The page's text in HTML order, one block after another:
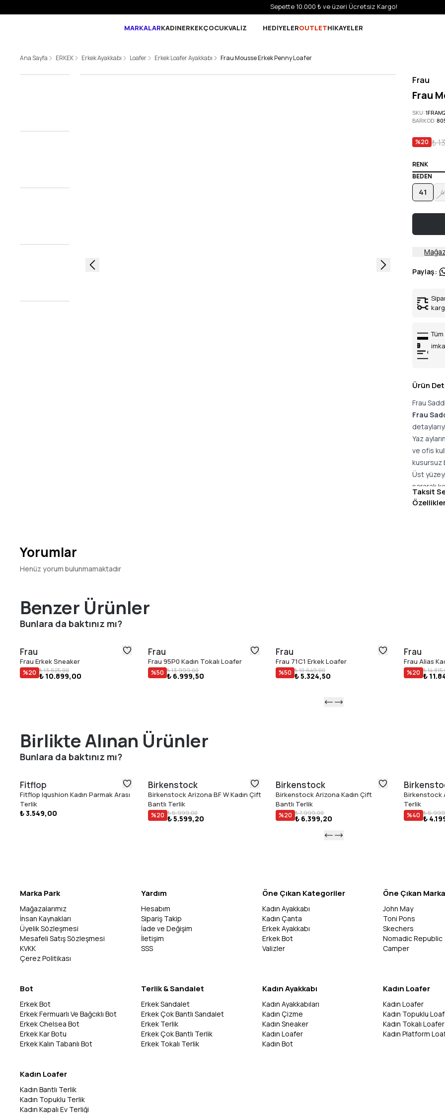
Sepette 10.000 ₺ ve üzeri Ücretsiz Kargo!
MARKALARKADINERKEKÇOCUKVALİZ HEDİYELEROUTLETHİKAYELER
Ana Sayfa ERKEK Erkek Ayakkabı Loafer Erkek Loafer Ayakkabı Frau Mousse Erkek Penny Loafer
Frau
Frau
SKU:
BARKOD:
%20 ₺
RENK
BEDEN
41
Paylaş:
Ürün
Frau
Frau
Yaz
ve ofis
kusursuz
Üst
sararak
Konforlu
Taban
Taksit
Yorumlar
Henüz yorum bulunmamaktadır
Benzer Ürünler
Bunlara da baktınız mı?
Frau
Frau Erkek Sneaker
%20 ₺ 13.625,00
₺ 10.899,00
Frau
Frau 95P0 Kadın Tokalı Loafer
%50 ₺ 13.999,00
₺ 6.999,50
Frau
Frau 71C1 Erkek Loafer
%50 ₺ 10.649,00
₺ 5.324,50
Frau
Frau Alias
%20 ₺
₺
Birlikte Alınan Ürünler
Bunlara da baktınız mı?
Fitflop
Fitflop Iqushion Kadın Parmak Arası
Terlik
₺ 3.549,00
Birkenstock
Birkenstock Arizona BF W Kadın Çift
Bantlı Terlik
%20 ₺ 6.999,00
₺ 5.599,20
Birkenstock
Birkenstock Arizona Kadın Çift
Bantlı Terlik
%20 ₺ 7.999,00
₺ 6.399,20
Birkenstock
Terlik
%40 ₺
₺
Marka Park
Mağazalarımız
İnsan Kaynakları
Üyelik Sözleşmesi
Mesafeli Satış Sözleşmesi
KVKK
Çerez Politikası
Yardım
Hesabım
Sipariş Takip
İade ve Değişim
İletişim
SSS
Öne Çıkan Kategoriler
Kadın Ayakkabı
Kadın Çanta
Erkek Ayakkabı
Erkek Bot
Valizler
Öne Çıkan
John May
Toni Pons
Skechers
Nomadic Republic
Camper
Bot
Erkek Bot
Erkek Fermuarlı Ve Bağcıklı Bot
Erkek Chelsea Bot
Erkek Kar Botu
Erkek Kalın Tabanlı Bot
Terlik & Sandalet
Erkek Sandalet
Erkek Çok Bantlı Sandalet
Erkek Terlik
Erkek Çok Bantlı Terlik
Erkek Tokalı Terlik
Kadın Ayakkabı
Kadın Ayakkabıları
Kadın Çizme
Kadın Sneaker
Kadın Loafer
Kadın Bot
Kadın Loafer
Kadın Loafer
Kadın Topuklu
Kadın Tokalı Loafer
Kadın Platform
Kadın Loafer
Kadın Bantlı Terlik
Kadın Topuklu Terlik
Kadın Kapalı Ev Terliği